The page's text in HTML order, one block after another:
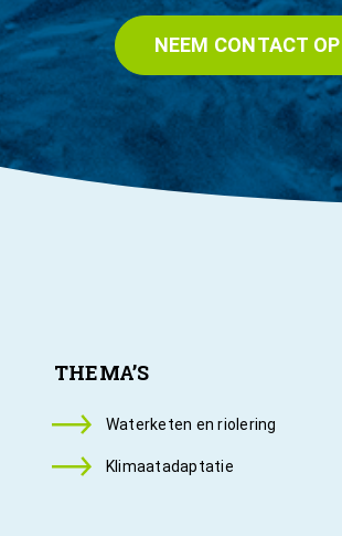
NEEM CONTACT OP
THEMA’S
Waterketen en riolering
Klimaatadaptatie